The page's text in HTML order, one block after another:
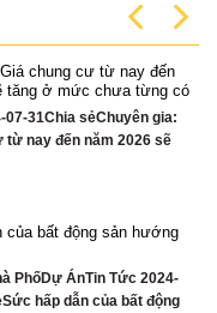
Cặp Nhà phố sát sông Sonata
chỉ hơn 16 tỷ
Quỹ căn VipTin Tức 2024-12-
sẻCặp nhà phố 3 tầng sát sông
Chỉ hơn 16 tỷ – nhà phố 3
tỷ
Quỹ căn VipTin Tức 2024-09-